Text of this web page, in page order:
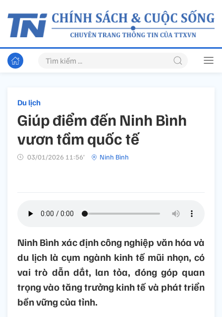
Du lịch
Giúp điểm đến Ninh Bình
vươn tầm quốc tế
03/01/2026 11:56’ Ninh Bình
Ninh Bình xác định công nghiệp văn hóa và
du lịch là cụm ngành kinh tế mũi nhọn, có
vai trò dẫn dắt, lan tỏa, đóng góp quan
trọng vào tăng trưởng kinh tế và phát triển
bền vững của tỉnh.